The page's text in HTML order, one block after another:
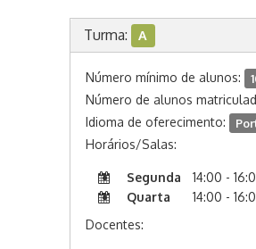
Turma: A
Número mínimo de alunos:
Número de alunos
Idioma de oferecimento:
Horários/Salas:
Segunda 14:00 -
Quarta
14:00 -
Docentes: